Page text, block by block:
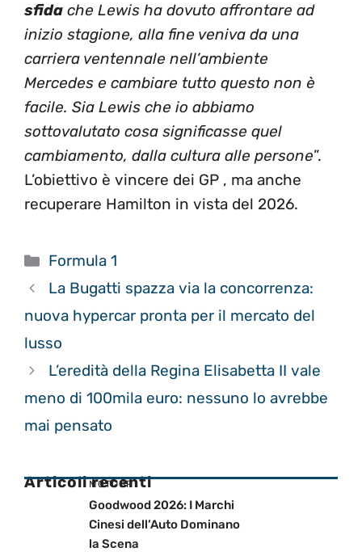
sfida che Lewis ha dovuto affrontare ad
inizio stagione, alla fine veniva da una
carriera ventennale nell’ambiente
Mercedes e cambiare tutto questo non è
facile. Sia Lewis che io abbiamo
sottovalutato cosa significasse quel
cambiamento, dalla cultura alle persone”.
L’obiettivo è vincere dei GP , ma anche
recuperare Hamilton in vista del 2026.
Categorie
Formula 1
La Bugatti spazza via la concorrenza:
nuova hypercar pronta per il mercato del
lusso
L’eredità della Regina Elisabetta II vale
meno di 100mila euro: nessuno lo avrebbe
mai pensato
Articoli recenti
MOTOGP
Goodwood 2026: I Marchi
Cinesi dell’Auto Dominano
la Scena